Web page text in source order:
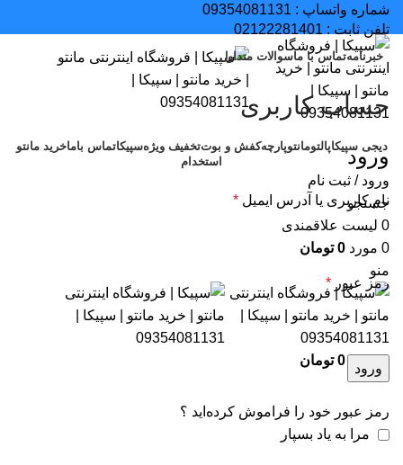
شماره واتساپ : 09354081131
تلفن ثابت : 02122281401
خبرنامهتماس با ماسوالات متداول
دیجی سپیکاپالتومانتوپارچهکفش و بوتتخفیف ویژهسپیکاتماس باماخرید مانتو
استخدام
ورود / ثبت نام
جستجو
0 لیست علاقمندی
0 مورد 0 تومان
منو
0 مورد 0 تومان
حساب کاربری
ورود
نام کاربری یا آدرس ایمیل *
رمز عبور *
ورود
رمز عبور خود را فراموش کرده‌اید ؟
مرا به یاد بسپار